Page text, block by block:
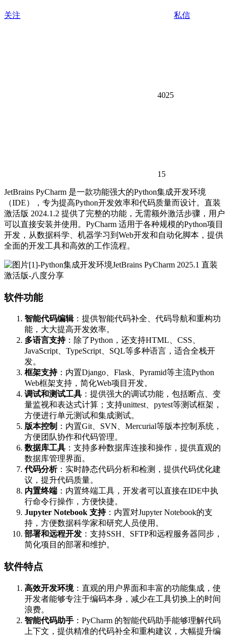
关注 私信
4025
15
JetBrains PyCharm 是一款功能强大的Python集成开发环境
（IDE），专为提高Python开发效率和代码质量而设计。直装
激活版 2024.1.2 提供了完整的功能，无需额外激活步骤，用户
可以直接安装并使用。PyCharm 适用于各种规模的Python项目
开发，从数据科学、机器学习到Web开发和自动化脚本，提供
全面的开发工具和高效的工作流程。
软件功能
智能代码编辑：提供智能代码补全、代码导航和重构功
能，大大提高开发效率。
多语言支持：除了Python，还支持HTML、CSS、
JavaScript、TypeScript、SQL等多种语言，适合全栈开
发。
框架支持：内置Django、Flask、Pyramid等主流Python
Web框架支持，简化Web项目开发。
调试和测试工具 ：提供强大的调试功能，包括断点、变
量监视和表达式计算；支持unittest、pytest等测试框架，
方便进行单元测试和集成测试。
版本控制 ：内置Git、SVN、Mercurial等版本控制系统，
方便团队协作和代码管理。
数据库工具 ：支持多种数据库连接和操作，提供直观的
数据库管理界面。
代码分析：实时静态代码分析和检测，提供代码优化建
议，提升代码质量。
内置终端 ：内置终端工具，开发者可以直接在IDE中执
行命令行操作，方便快捷。
Jupyter Notebook 支持：内置对Jupyter Notebook的支
持，方便数据科学家和研究人员使用。
部署和远程开发 ：支持SSH、SFTP和远程服务器同步，
简化项目的部署和维护。
软件特点
高效开发环境：直观的用户界面和丰富的功能集成，使
开发者能够专注于编码本身，减少在工具切换上的时间
浪费。
智能代码助手 ：PyCharm 的智能代码助手能够理解代码
上下文，提供精准的代码补全和重构建议，大幅提升编